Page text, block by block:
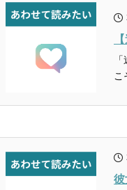
こ
彼